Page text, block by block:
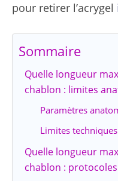
pour retirer l’acrygel
Sommaire
Quelle longueur
chablon : limites
Paramètres
Limites
Quelle longueur
chablon :